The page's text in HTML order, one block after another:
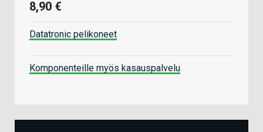
8,90 €
Datatronic pelikoneet
Komponenteille myös kasauspalvelu